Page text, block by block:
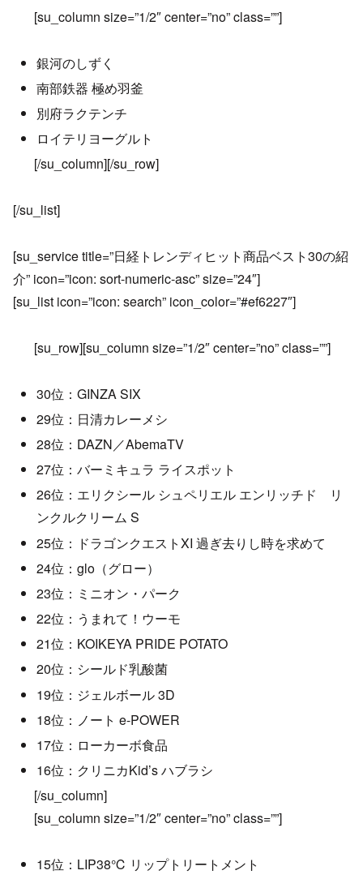
[su_column size=”1/2″ center=”no” class=””]
銀河のしずく
南部鉄器 極め羽釜
別府ラクテンチ
ロイテリヨーグルト
[/su_column][/su_row]
[/su_list]
[su_service title=”日経トレンディヒット商品ベスト30の紹
介” icon=”icon: sort-numeric-asc” size=”24″]
[su_list icon=”icon: search” icon_color=”#ef6227″]
[su_row][su_column size=”1/2″ center=”no” class=””]
30位：GINZA SIX
29位：日清カレーメシ
28位：DAZN／AbemaTV
27位：バーミキュラ ライスポット
26位：エリクシール シュペリエル エンリッチド リ
ンクルクリーム S
25位：ドラゴンクエストXI 過ぎ去りし時を求めて
24位：glo（グロー）
23位：ミニオン・パーク
22位：うまれて！ウーモ
21位：KOIKEYA PRIDE POTATO
20位：シールド乳酸菌
19位：ジェルボール 3D
18位：ノート e-POWER
17位：ローカーボ食品
16位：クリニカKid’s ハブラシ
[/su_column]
[su_column size=”1/2″ center=”no” class=””]
15位：LIP38℃ リップトリートメント